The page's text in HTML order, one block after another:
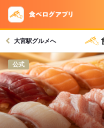
大宮駅グルメへ
公式
コース
戻る
クーポン